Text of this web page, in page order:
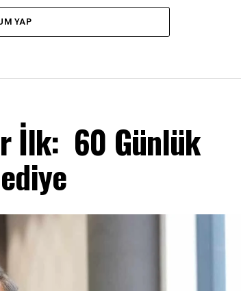
YAP
İlk: 60 Günlük